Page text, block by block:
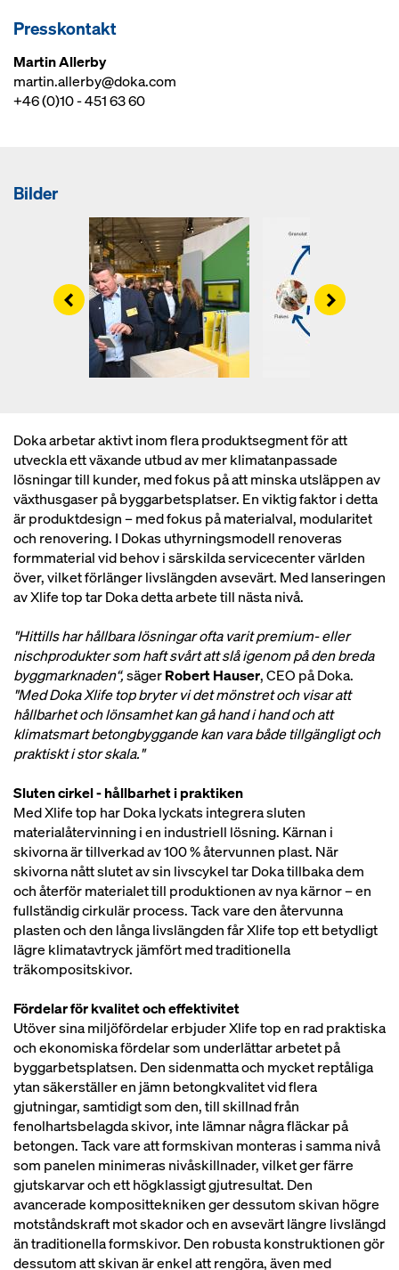
Presskontakt
Martin Allerby
martin.allerby@doka.com
+46 (0)10 - 451 63 60
Bilder
Left Right
Doka arbetar aktivt inom flera produktsegment för att
utveckla ett växande utbud av mer klimatanpassade
lösningar till kunder, med fokus på att minska utsläppen av
växthusgaser på byggarbetsplatser. En viktig faktor i detta
är produktdesign – med fokus på materialval, modularitet
och renovering. I Dokas uthyrningsmodell renoveras
formmaterial vid behov i särskilda servicecenter världen
över, vilket förlänger livslängden avsevärt. Med lanseringen
av Xlife top tar Doka detta arbete till nästa nivå.
"Hittills har hållbara lösningar ofta varit premium- eller
nischprodukter som haft svårt att slå igenom på den breda
byggmarknaden“,sägerRobert Hauser, CEO på Doka.
"Med Doka Xlife top bryter vi det mönstret och visar att
hållbarhet och lönsamhet kan gå hand i hand och att
klimatsmart betongbyggande kan vara både tillgängligt och
praktiskt i stor skala."
Sluten cirkel - hållbarhet i praktiken
Med Xlife top har Doka lyckats integrera sluten
materialåtervinning i en industriell lösning. Kärnan i
skivorna är tillverkad av 100 % återvunnen plast. När
skivorna nått slutet av sin livscykel tar Doka tillbaka dem
och återför materialet till produktionen av nya kärnor – en
fullständig cirkulär process. Tack vare den återvunna
plasten och den långa livslängden får Xlife top ett betydligt
lägre klimatavtryck jämfört med traditionella
träkompositskivor.
Fördelar för kvalitet och effektivitet
Utöver sina miljöfördelar erbjuder Xlife top en rad praktiska
och ekonomiska fördelar som underlättar arbetet på
byggarbetsplatsen. Den sidenmatta och mycket reptåliga
ytan säkerställer en jämn betongkvalitet vid flera
gjutningar, samtidigt som den, till skillnad från
fenolhartsbelagda skivor, inte lämnar några fläckar på
betongen. Tack vare att formskivan monteras i samma nivå
som panelen minimeras nivåskillnader, vilket ger färre
gjutskarvar och ett högklassigt gjutresultat. Den
avancerade komposittekniken ger dessutom skivan högre
motståndskraft mot skador och en avsevärt längre livslängd
än traditionella formskivor. Den robusta konstruktionen gör
dessutom att skivan är enkel att rengöra, även med